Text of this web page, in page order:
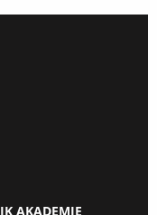
AKADEMIE